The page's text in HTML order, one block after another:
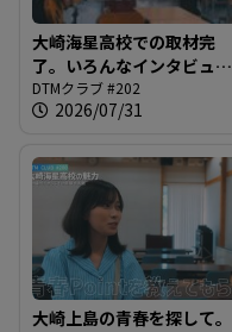
大崎海星高校での取材完
了。いろんなインタビュー
を元に楽曲を完成させまし
ょうみなさん@DTMクラブ
DTMクラブ #202
2026/07/31
大崎上島の青春を探して。